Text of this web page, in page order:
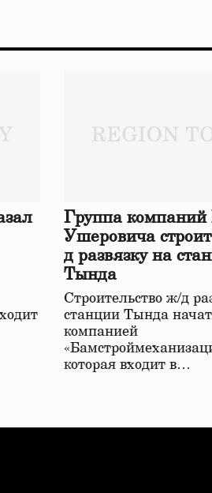
Группа компаний
Ушеровича
д развязку на
Тында
Строительство ж/д
станции Тында
компанией
которая входит в…